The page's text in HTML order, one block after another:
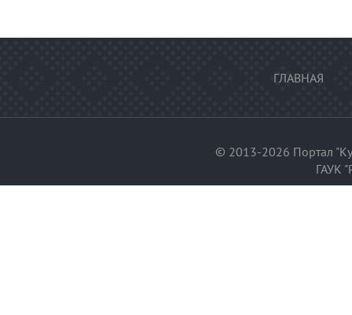
ГЛАВНАЯ
© 2013-2026 Портал
ГАУК